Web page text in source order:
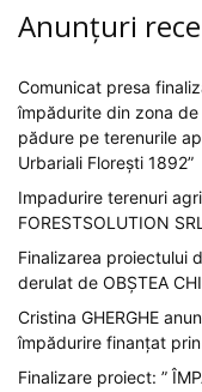
Anunțuri
Comunicat presa
împădurite din zona
pădure pe terenurile
Urbariali Florești 1892”
Impadurire terenuri
FORESTSOLUTION SRL
Finalizarea proiectului
derulat de OBȘTEA
Cristina GHERGHE
împădurire finanțat
Finalizare proiect: ”